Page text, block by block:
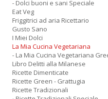
- Dolci buoni e sani Speciale
Eat Veg
Friggitrici ad aria Ricettario
Gusto Sano
I Miei Dolci
La Mia Cucina Vegetariana
- La Mia Cucina Vegetariana
Libro Delitti alla Milanese
Ricette Dimenticate
Ricette Green - Grattugia
Ricette Tradizionali